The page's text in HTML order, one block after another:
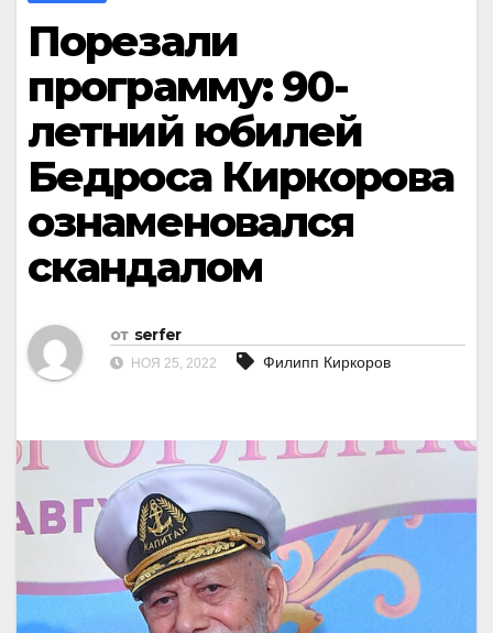
Порезали
программу: 90-
летний юбилей
Бедроса Киркорова
ознаменовался
скандалом
от serfer
НОЯ 25, 2022 Филипп Киркоров